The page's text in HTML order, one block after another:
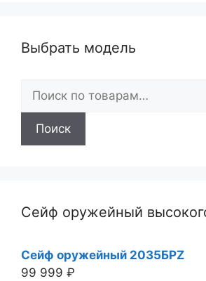
Выбрать модель
Искать:
Поиск
Сейф оружейный
Сейф оружейный 2035БРZ
99 999 ₽